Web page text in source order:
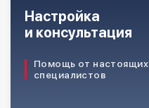
Помощь от настоящих
специалистов
Настройка
и консультация